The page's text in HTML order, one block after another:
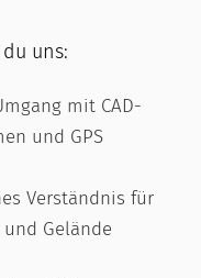
uns:
mit CAD-
und GPS
Verständnis für
Gelände